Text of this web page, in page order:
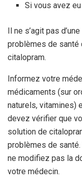
Si vous avez
Il ne s’agit pas
problèmes de santé
citalopram.
Informez votre
médicaments (sur
naturels, vitamines)
devez vérifier que
solution de
problèmes de santé.
ne modifiez pas la
votre médecin.